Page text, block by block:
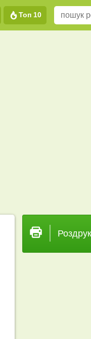
Топ 10